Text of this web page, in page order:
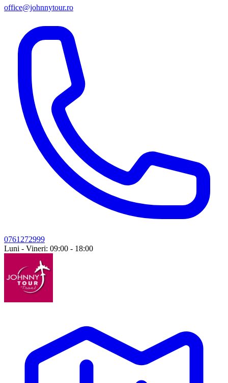
office@johnnytour.ro
0761272999
Luni - Vineri: 09:00 - 18:00